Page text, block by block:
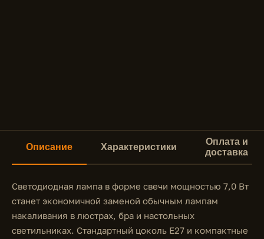
Описание Характеристики
Оплата и
доставка
Светодиодная лампа в форме свечи мощностью 7,0 Вт
станет экономичной заменой обычным лампам
накаливания в люстрах, бра и настольных
светильниках. Стандартный цоколь E27 и компактные